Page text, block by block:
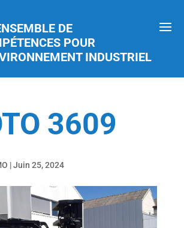
DE
POUR
INDUSTRIEL
3609
|Juin 25, 2024